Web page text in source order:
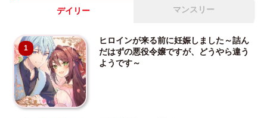
デイリー マンスリー
1
ヒロインが来る前に妊娠しました～詰ん
だはずの悪役令嬢ですが、どうやら違う
ようです～